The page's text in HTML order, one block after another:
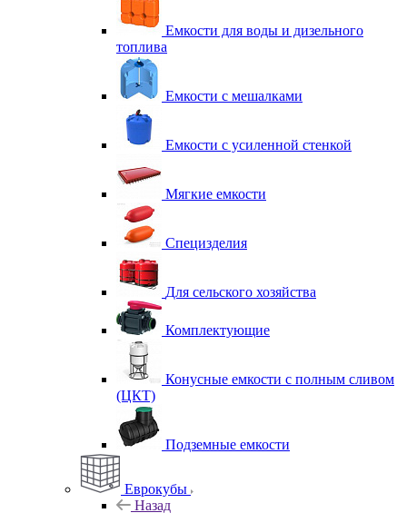
Емкости для воды и дизельного
топлива
Емкости с мешалками
Емкости с усиленной стенкой
Мягкие емкости
Специзделия
Для сельского хозяйства
Комплектующие
Конусные емкости с полным сливом
(ЦКТ)
Подземные емкости
Еврокубы
Назад